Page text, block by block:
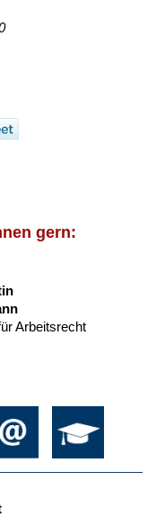
gern:
Arbeitsrecht